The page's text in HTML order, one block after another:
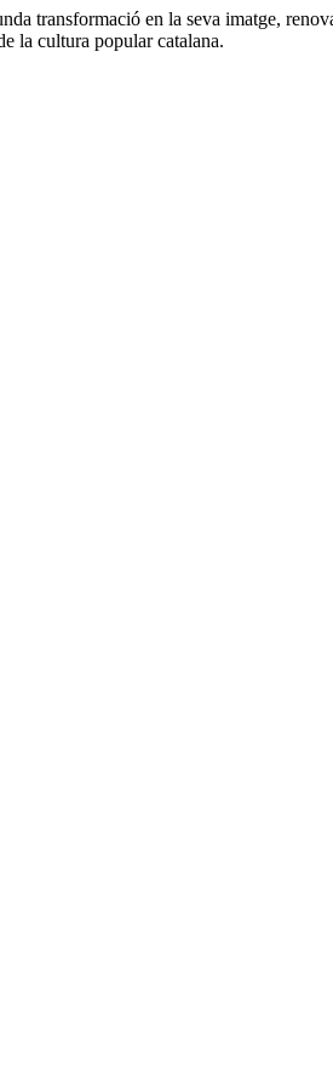
transformació en la seva imatge,
la cultura popular catalana.